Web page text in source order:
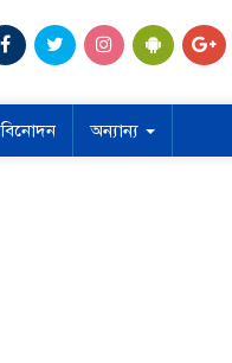
বিনোদন অন্যান্য